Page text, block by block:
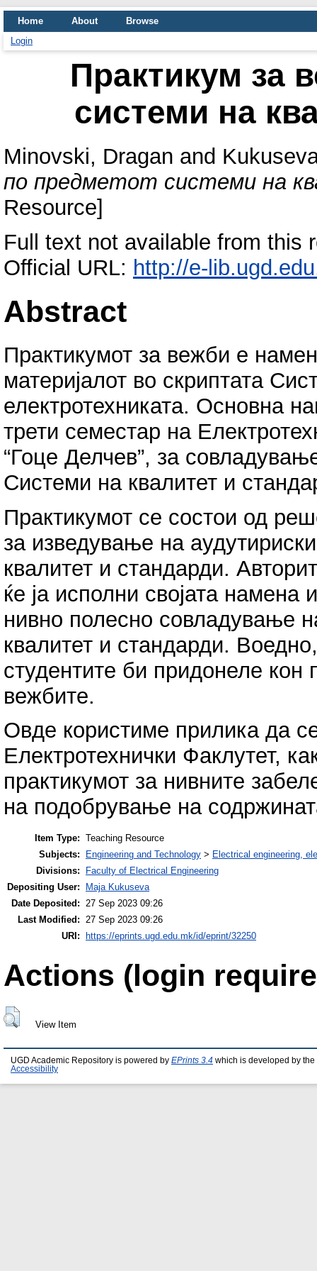
Home About
Browse
Login
Практикум за
системи на
Minovski, Dragan and
по предметот системи на
Resource]
Full text not available from this
Official URL: http://e-
Abstract
Практикумот за вежби е
материјалот во скриптата
електротехниката. Основна
трети семестар на
“Гоце Делчев”, за
Системи на квалитет и
Практикумот се состои од
за изведување на
квалитет и стандарди.
ќе ја исполни својата
нивно полесно совладување
квалитет и стандарди.
студентите би придонеле
вежбите.
Овде користиме прилика да
Електротехнички Факлутет,
практикумот за нивните
на подобрување на
Item Type: Teaching Resource
Subjects:
Engineering and Technology > Electrical engineering,
Divisions:
Faculty of Electrical Engineering
Depositing User:
Maja Kukuseva
Date Deposited: 27 Sep 2023 09:26
Last Modified: 27 Sep 2023 09:26
URI:
https://eprints.ugd.edu.mk/id/eprint/32250
Actions (login
View Item
UGD Academic Repository is powered by EPrints 3.4 which is developed by the
Accessibility